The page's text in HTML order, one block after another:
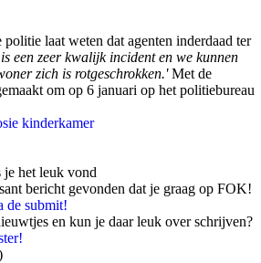
laat weten dat agenten inderdaad ter
een zeer kwalijk incident en we kunnen
zich is rotgeschrokken.'Met de
om op 6 januari op het politiebureau
kinderkamer
je het leuk vond
bericht gevonden dat je graag op FOK!
de submit!
en kun je daar leuk over schrijven?